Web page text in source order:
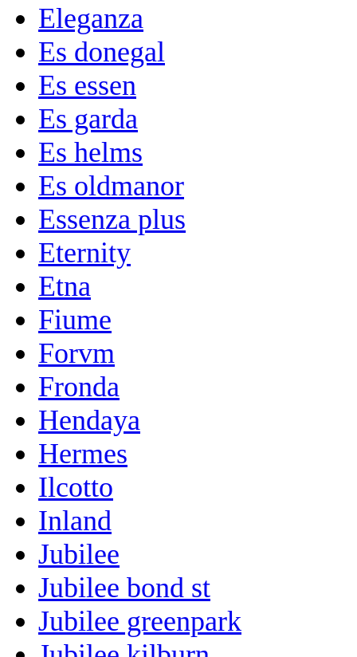
Eleganza
Es donegal
Es essen
Es garda
Es helms
Es oldmanor
Essenza plus
Eternity
Etna
Fiume
Forvm
Fronda
Hendaya
Hermes
Ilcotto
Inland
Jubilee
Jubilee bond st
Jubilee greenpark